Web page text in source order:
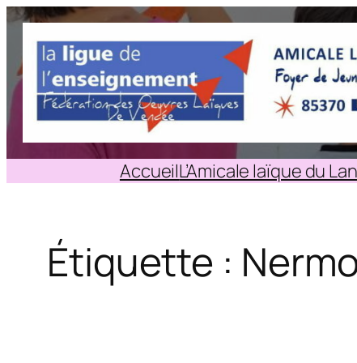
Aller
contenu
AccueilL’Amicale laïque du
Étiquette :